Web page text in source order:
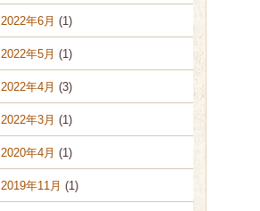
2022年6月 (1)
2022年5月 (1)
2022年4月 (3)
2022年3月 (1)
2020年4月 (1)
2019年11月 (1)